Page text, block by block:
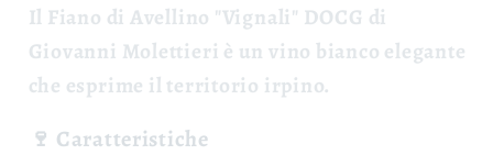
Il Fiano di Avellino "Vignali" DOCG di
Giovanni Molettieri è un vino bianco elegante
che esprime il territorio irpino.
🍷 Caratteristiche